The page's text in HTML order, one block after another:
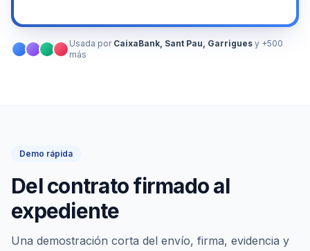
Usada por CaixaBank, Sant Pau, Garrigues y +500
más
Demo rápida
Del contrato firmado al
expediente
Una demostración corta del envío, firma, evidencia y